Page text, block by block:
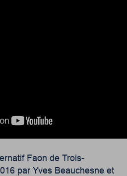
Faon de Trois-
par Yves Beauchesne et